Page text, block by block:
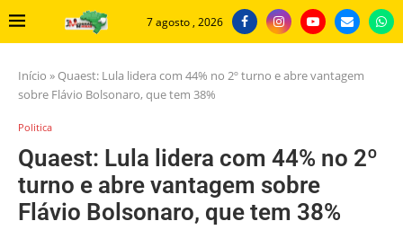
7 agosto , 2026
Início » Quaest: Lula lidera com 44% no 2º turno e abre vantagem
sobre Flávio Bolsonaro, que tem 38%
Politica
Quaest: Lula lidera com 44% no 2º
turno e abre vantagem sobre
Flávio Bolsonaro, que tem 38%